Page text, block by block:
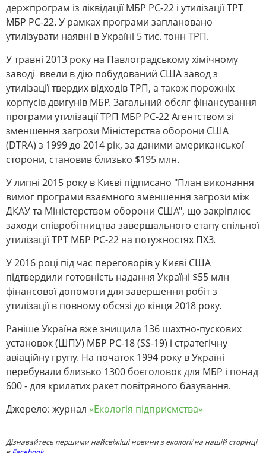
держпрограм із ліквідації МБР РС-22 і утилізації ТРТ
МБР РС-22. У рамках програми заплановано
утилізувати наявні в Україні 5 тис. тонн ТРП.
У травні 2013 року на Павлоградському хімічному
заводі ввели в дію побудований США завод з
утилізації твердих відходів ТРП, а також порожніх
корпусів двигунів МБР. Загальний обсяг фінансування
програми утилізації ТРП МБР РС-22 Агентством зі
зменшення загрози Міністерства оборони США
(DTRA) з 1999 до 2014 рік, за даними американської
сторони, становив близько $195 млн.
У липні 2015 року в Києві підписано "План виконання
вимог програми взаємного зменшення загрози між
ДКАУ та Міністерством оборони США", що закріплює
заходи співробітництва завершального етапу спільної
утилізації ТРТ МБР РС-22 на потужностях ПХЗ.
У 2016 році під час переговорів у Києві США
підтвердили готовність надання Україні $55 млн
фінансової допомоги для завершення робіт з
утилізації в повному обсязі до кінця 2018 року.
Раніше Україна вже знищила 136 шахтно-пускових
установок (ШПУ) МБР РС-18 (SS-19) і стратегічну
авіаційну групу. На початок 1994 року в Україні
перебували близько 1300 боєголовок для МБР і понад
600 - для крилатих ракет повітряного базування.
Джерело: журнал «Екологія підприємства»
Дізнавайтесь першими найсвіжіші новини з екології на нашій сторінці